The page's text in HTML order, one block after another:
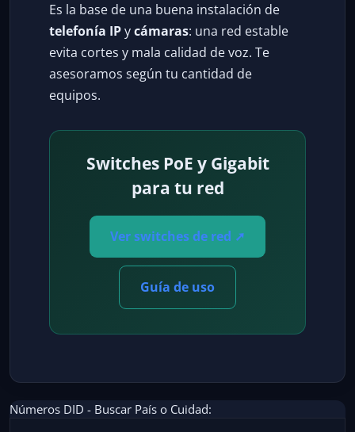
Es la base de una buena instalación de
telefonía IPycámaras: una red estable
evita cortes y mala calidad de voz. Te
asesoramos según tu cantidad de
equipos.
Switches PoE y Gigabit
para tu red
Ver switches de red ➚
Guía de uso
Números DID - Buscar País o Cuidad: